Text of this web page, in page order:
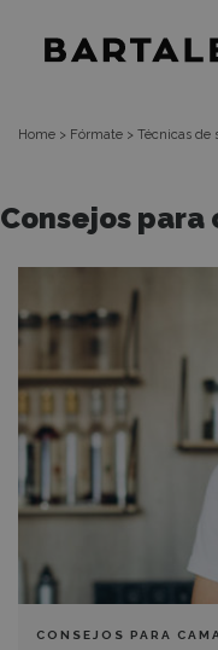
Fórmate:
para
Home > Fórmate > Técnicas de
Consejos para
CONSEJOS PARA
para
buen
camarero,
atención
al